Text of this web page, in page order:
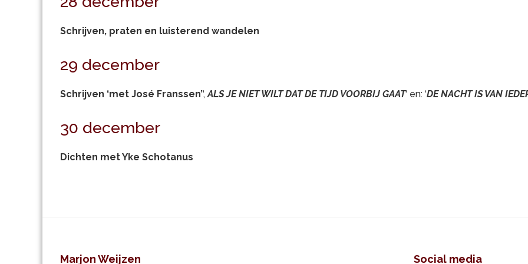
Schrijven, praten en luisterend wandelen
29 december
Schrijven ‘met José Franssen’‘,ALS JE NIET WILT DAT DE TIJD VOORBIJ GAAT‘ en: ‘DE NACHT IS VAN
30 december
Dichten met Yke Schotanus
Footer
Marjon Weijzen Social media